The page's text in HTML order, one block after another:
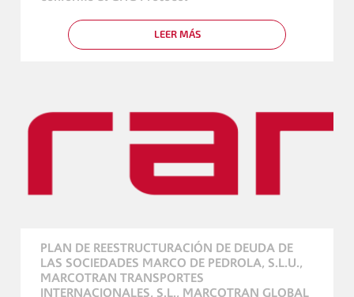
LEER MÁSSOBRE
MARCOTRAN
DE
CARBONO
2024
CONFORME
AL
GHG
PLAN DE REESTRUCTURACIÓN DE DEUDA DE
LAS SOCIEDADES MARCO DE PEDROLA, S.L.U.,
MARCOTRAN TRANSPORTES
INTERNACIONALES, S.L., MARCOTRAN GLOBAL